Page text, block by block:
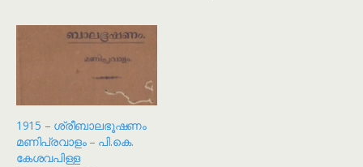
1915 – ശ്രീബാലഭൂഷണം
മണിപ്രവാളം – പി.കെ.
കേശവപിള്ള